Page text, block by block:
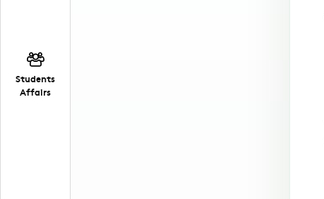
Students
Affairs